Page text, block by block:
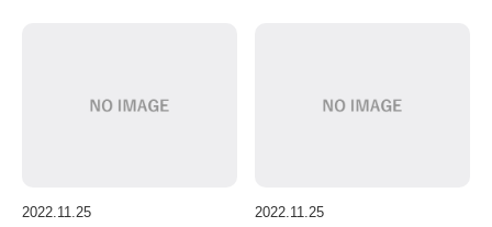
2022.11.25
2022.11.25